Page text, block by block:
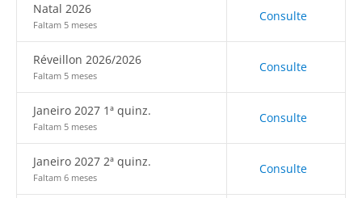
Natal 2026
Faltam 5 meses
Consulte
Réveillon 2026/2026
Faltam 5 meses
Consulte
Janeiro 2027 1ª quinz.
Faltam 5 meses
Consulte
Janeiro 2027 2ª quinz.
Faltam 6 meses
Consulte